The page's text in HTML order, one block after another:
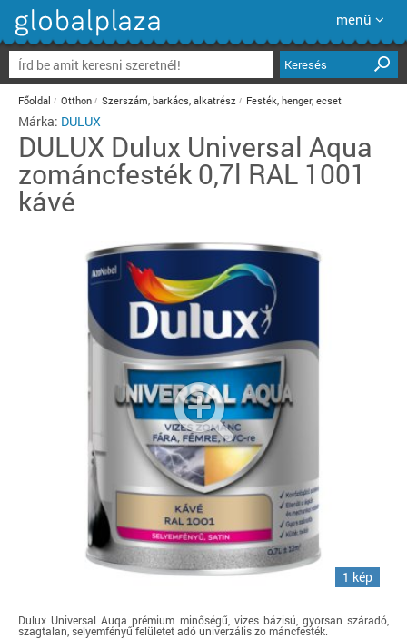
menü
Keresés
Főoldal Otthon Szerszám, barkács, alkatrész Festék, henger, ecset
Márka: DULUX
DULUX Dulux Universal Aqua
zománcfesték 0,7l RAL 1001
kávé
1 kép
Dulux Universal Auqa prémium minőségű, vizes bázisú, gyorsan száradó,
szagtalan, selyemfényű felületet adó univerzális zo máncfesték.